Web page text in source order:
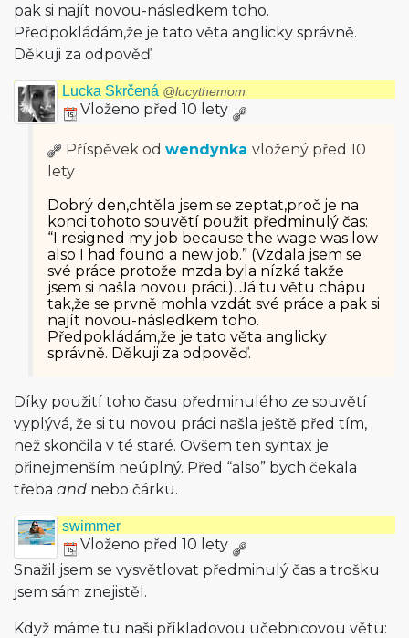
pak si najít novou-následkem toho.
Předpokládám,že je tato věta anglicky správně.
Děkuji za odpověď.
Lucka Skrčená @lucythemom
Vloženo před 10 lety
Příspěvek od wendynka vložený před 10
lety
Dobrý den,chtěla jsem se zeptat,proč je na
konci tohoto souvětí použit předminulý čas:
“I resigned my job because the wage was low
also I had found a new job.” (Vzdala jsem se
své práce protože mzda byla nízká takže
jsem si našla novou práci.). Já tu větu chápu
tak,že se prvně mohla vzdát své práce a pak si
najít novou-následkem toho.
Předpokládám,že je tato věta anglicky
správně. Děkuji za odpověď.
Díky použití toho času předminulého ze souvětí
vyplývá, že si tu novou práci našla ještě před tím,
než skončila v té staré. Ovšem ten syntax je
přinejmenším neúplný. Před “also” bych čekala
třeba and nebo čárku.
swimmer
Vloženo před 10 lety
Snažil jsem se vysvětlovat předminulý čas a trošku
jsem sám znejistěl.
Když máme tu naši příkladovou učebnicovou větu: